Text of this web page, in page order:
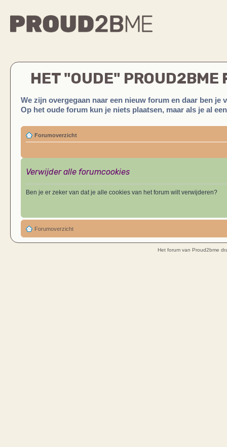
HET "OUDE" PROUD2BME
We zijn overgegaan naar een nieuw forum en daar ben je
Op het oude forum kun je niets plaatsen, maar als je al
Forumoverzicht
Verwijder alle forumcookies
Ben je er zeker van dat je alle cookies van het forum wilt verwijderen?
Forumoverzicht
Het forum van Proud2bme